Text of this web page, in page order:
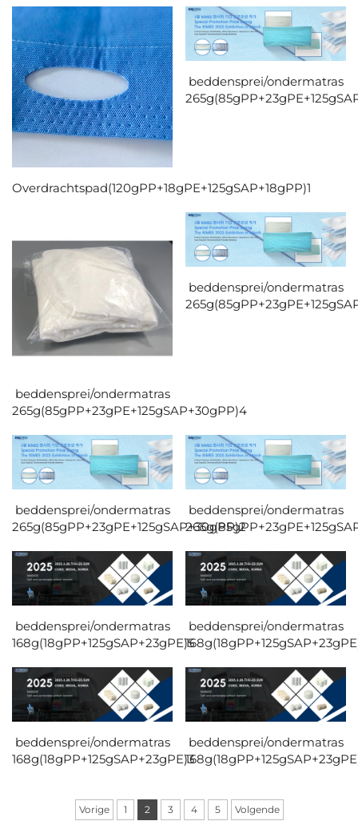
Overdrachtspad(120gPP+18gPE+125gSAP+18gPP)1
beddensprei/ondermatras
beddensprei/ondermatras
265g(85gPP+23gPE+125gSAP+30gPP)4
beddensprei/ondermatras
beddensprei/ondermatras
265g(85gPP+23gPE+125gSAP+30gPP)2
beddensprei/ondermatras
beddensprei/ondermatras
168g(18gPP+125gSAP+23gPE)5
beddensprei/ondermatras
beddensprei/ondermatras
168g(18gPP+125gSAP+23gPE)3
beddensprei/ondermatras
Vorige 1 2 3 4 5 Volgende